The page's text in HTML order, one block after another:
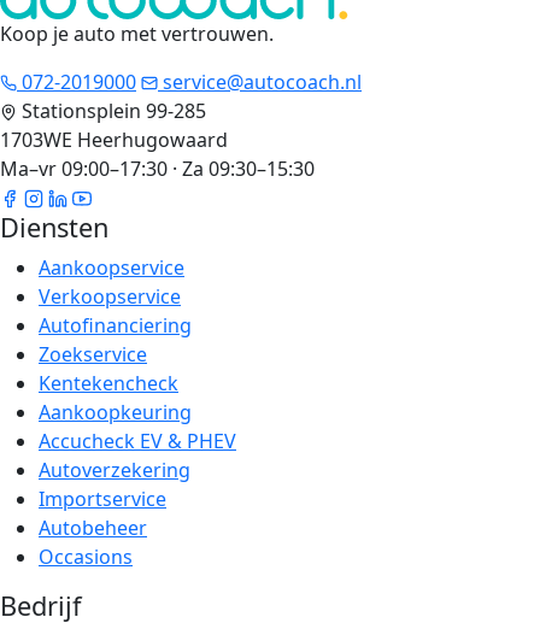
Koop je auto met vertrouwen.
072-2019000
service@autocoach.nl
Stationsplein 99-285
1703WE Heerhugowaard
Ma–vr 09:00–17:30 · Za 09:30–15:30
Diensten
Aankoopservice
Verkoopservice
Autofinanciering
Zoekservice
Kentekencheck
Aankoopkeuring
Accucheck EV & PHEV
Autoverzekering
Importservice
Autobeheer
Occasions
Bedrijf